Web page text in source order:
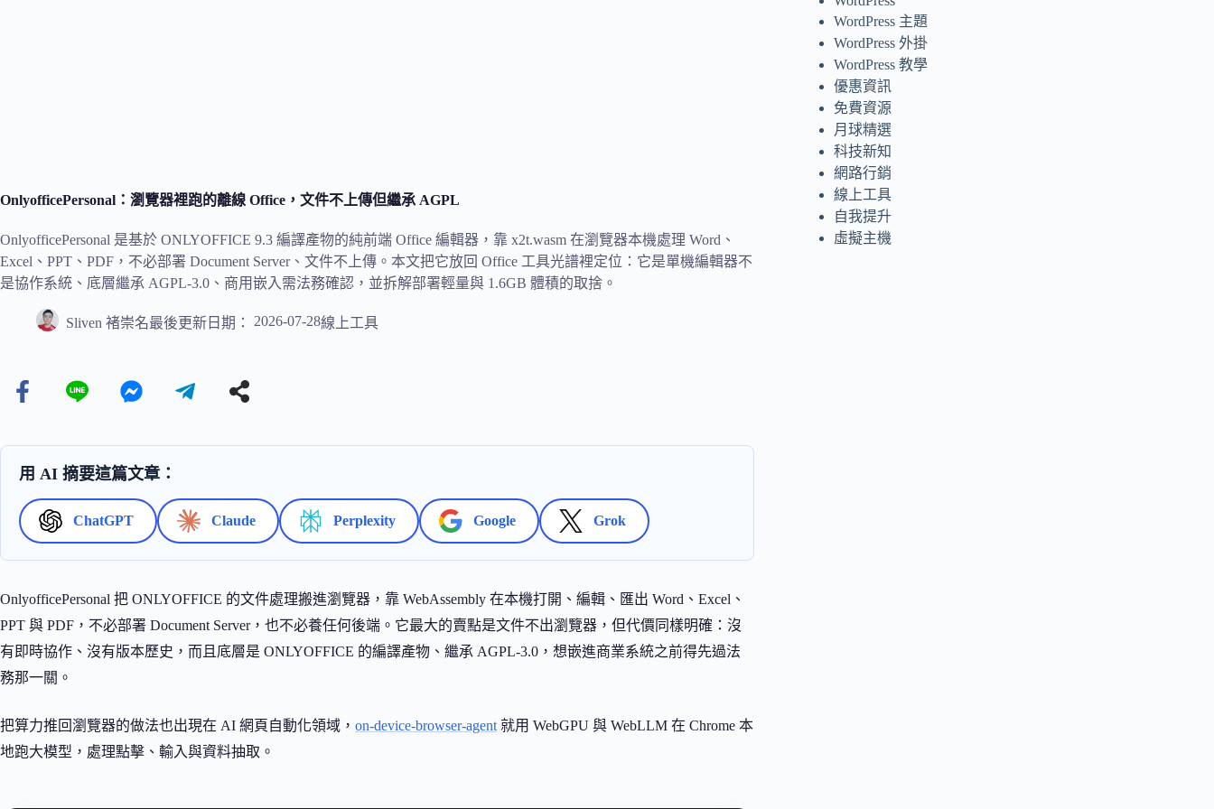
OnlyofficePersonal：瀏覽器裡跑的離線 Office，文件不上傳但繼承 AGPL
OnlyofficePersonal 是基於 ONLYOFFICE 9.3 編譯產物的純前端 Office 編輯器，靠 x2t.wasm 在瀏覽器本機處理 Word、
Excel、PPT、PDF，不必部署 Document Server、文件不上傳。本文把它放回 Office 工具光譜裡定位：它是單機編輯器不
是協作系統、底層繼承 AGPL-3.0、商用嵌入需法務確認，並拆解部署輕量與 1.6GB 體積的取捨。
Sliven 褚崇名最後更新日期： 2026-07-28線上工具
用 AI 摘要這篇文章：
ChatGPT Claude Perplexity Google Grok
OnlyofficePersonal 把 ONLYOFFICE 的文件處理搬進瀏覽器，靠 WebAssembly 在本機打開、編輯、匯出 Word、Excel、
PPT 與 PDF，不必部署 Document Server，也不必養任何後端。它最大的賣點是文件不出瀏覽器，但代價同樣明確：沒
有即時協作、沒有版本歷史，而且底層是 ONLYOFFICE 的編譯產物、繼承 AGPL-3.0，想嵌進商業系統之前得先過法
務那一關。
把算力推回瀏覽器的做法也出現在 AI 網頁自動化領域， on-device-browser-agent 就用 WebGPU 與 WebLLM 在 Chrome 本
地跑大模型，處理點擊、輸入與資料抽取。
WordPress 主題
WordPress 外掛
WordPress 教學
優惠資訊
免費資源
月球精選
科技新知
網路行銷
線上工具
自我提升
虛擬主機